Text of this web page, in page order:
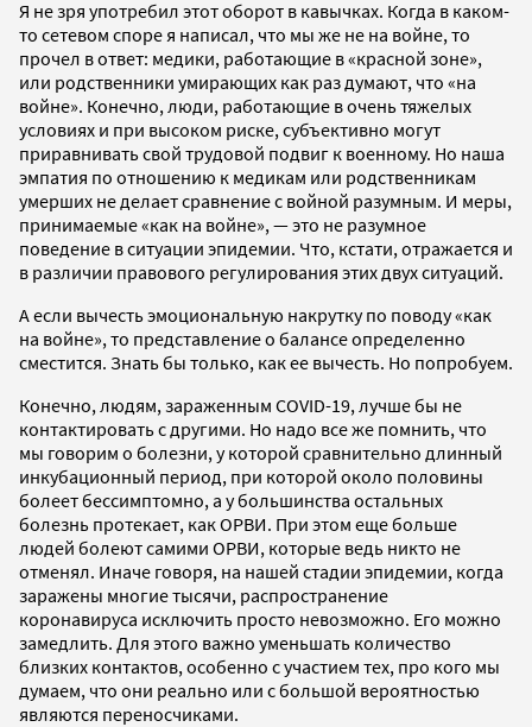
Я не зря употребил этот оборот в кавычках. Когда в каком-
то сетевом споре я написал, что мы же не на войне, то
прочел в ответ: медики, работающие в «красной зоне»,
или родственники умирающих как раз думают, что «на
войне». Конечно, люди, работающие в очень тяжелых
условиях и при высоком риске, субъективно могут
приравнивать свой трудовой подвиг к военному. Но наша
эмпатия по отношению к медикам или родственникам
умерших не делает сравнение с войной разумным. И меры,
принимаемые «как на войне», — это не разумное
поведение в ситуации эпидемии. Что, кстати, отражается и
в различии правового регулирования этих двух ситуаций.
А если вычесть эмоциональную накрутку по поводу «как
на войне», то представление о балансе определенно
сместится. Знать бы только, как ее вычесть. Но попробуем.
Конечно, людям, зараженным COVID-19, лучше бы не
контактировать с другими. Но надо все же помнить, что
мы говорим о болезни, у которой сравнительно длинный
инкубационный период, при которой около половины
болеет бессимптомно, а у большинства остальных
болезнь протекает, как ОРВИ. При этом еще больше
людей болеют самими ОРВИ, которые ведь никто не
отменял. Иначе говоря, на нашей стадии эпидемии, когда
заражены многие тысячи, распространение
коронавируса исключить просто невозможно. Его можно
замедлить. Для этого важно уменьшать количество
близких контактов, особенно с участием тех, про кого мы
думаем, что они реально или c большой вероятностью
являются переносчиками.